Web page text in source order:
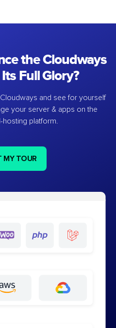
the Cloudways
Full Glory?
and see for yourself
your server & apps on the
hosting platform.
MY TOUR